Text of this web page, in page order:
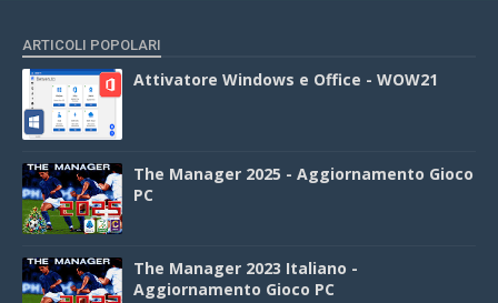
ARTICOLI POPOLARI
Attivatore Windows e Office - WOW21
The Manager 2025 - Aggiornamento Gioco
PC
The Manager 2023 Italiano -
Aggiornamento Gioco PC